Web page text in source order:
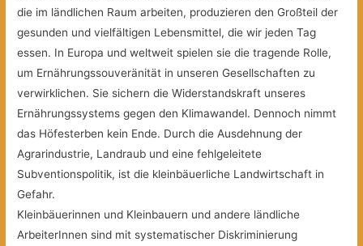
die im ländlichen Raum arbeiten, produzieren den Großteil der
gesunden und vielfältigen Lebensmittel, die wir jeden Tag
essen. In Europa und weltweit spielen sie die tragende Rolle,
um Ernährungssouveränität in unseren Gesellschaften zu
verwirklichen. Sie sichern die Widerstandskraft unseres
Ernährungssystems gegen den Klimawandel. Dennoch nimmt
das Höfesterben kein Ende. Durch die Ausdehnung der
Agrarindustrie, Landraub und eine fehlgeleitete
Subventionspolitik, ist die kleinbäuerliche Landwirtschaft in
Gefahr.
Kleinbäuerinnen und Kleinbauern und andere ländliche
ArbeiterInnen sind mit systematischer Diskriminierung